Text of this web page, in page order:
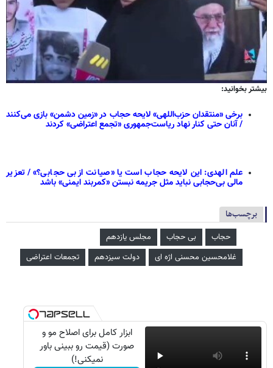
بیشتر بخوانید:
برخی «منتقدان حزب‌اللهی» لایحه حجاب در «زمین دشمن» بازی می‌کنند
/ آنان حتی کنار نهاد ریاست‌جمهوری «تجمع اعتراضی» کردند
علم الهدی: این لایحه حجاب است یا «صیانت از بی حجابی؟» / تعزیر
مالی بی‌حجابی نباید مثل جریمه نبستن «کمربند ایمنی» باشد
برچسب‌ها
حجاب بی حجاب
مجلس یازدهم
غلامحسین محسنی اژه‌ ای
دولت سیزدهم تجمعات اعتراضی
ابزار کامل برای اصلاح مو و
صورت (قیمت رو ببینی باور
نمیکنی!)